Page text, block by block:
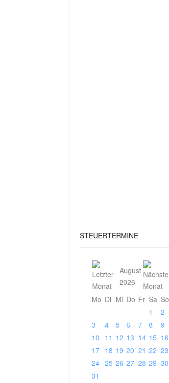
STEUERTERMINE
August
2026
Mo Di Mi Do Fr Sa So
1
2
3
4 5 6 7 8
9
10
11 12 13 14 15 16
17
18 19 20 21 22 23
24 25 26 27 28 29 30
31